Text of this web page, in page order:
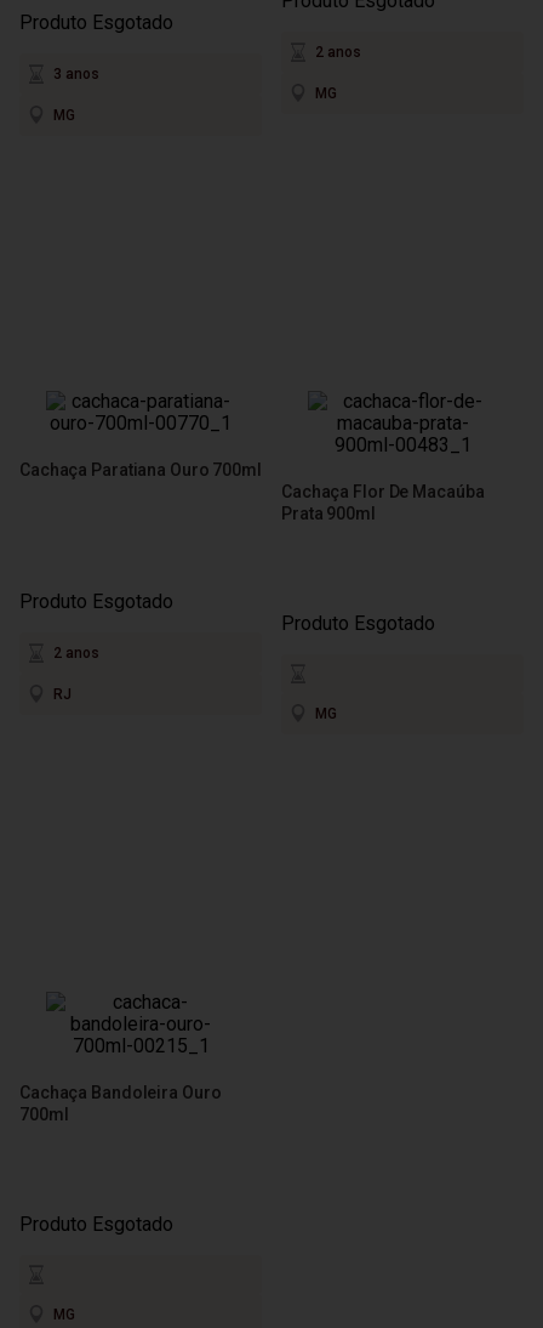
Produto Esgotado
3 anos
MG
2 anos
MG
Cachaça Paratiana Ouro 700ml
Produto Esgotado
2 anos
RJ
Cachaça Flor De Macaúba
Prata 900ml
Produto Esgotado
MG
Cachaça Bandoleira Ouro
700ml
Produto Esgotado
MG